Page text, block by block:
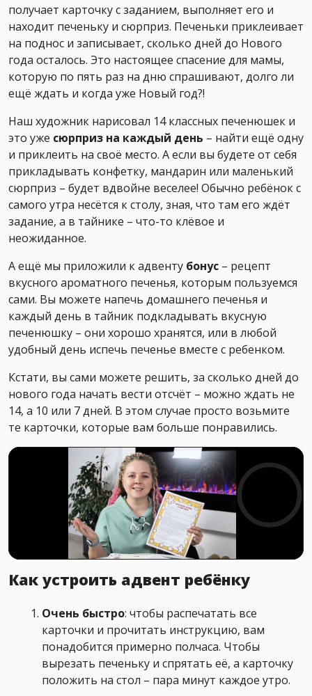
получает карточку с заданием, выполняет его и
находит печеньку и сюрприз. Печеньки приклеивает
на поднос и записывает, сколько дней до Нового
года осталось. Это настоящее спасение для мамы,
которую по пять раз на дню спрашивают, долго ли
ещё ждать и когда уже Новый год?!
Наш художник нарисовал 14 классных печенюшек и
это уже сюрприз на каждый день – найти ещё одну
и приклеить на своё место. А если вы будете от себя
прикладывать конфетку, мандарин или маленький
сюрприз – будет вдвойне веселее! Обычно ребёнок с
самого утра несётся к столу, зная, что там его ждёт
задание, а в тайнике – что-то клёвое и
неожиданное.
А ещё мы приложили к адвенту бонус – рецепт
вкусного ароматного печенья, которым пользуемся
сами. Вы можете напечь домашнего печенья и
каждый день в тайник подкладывать вкусную
печенюшку – они хорошо хранятся, или в любой
удобный день испечь печенье вместе с ребенком.
Кстати, вы сами можете решить, за сколько дней до
нового года начать вести отсчёт – можно ждать не
14, а 10 или 7 дней. В этом случае просто возьмите
те карточки, которые вам больше понравились.
Как устроить адвент ребёнку
Очень быстро: чтобы распечатать все
карточки и прочитать инструкцию, вам
понадобится примерно полчаса. Чтобы
вырезать печеньку и спрятать её, а карточку
положить на стол – пара минут каждое утро.